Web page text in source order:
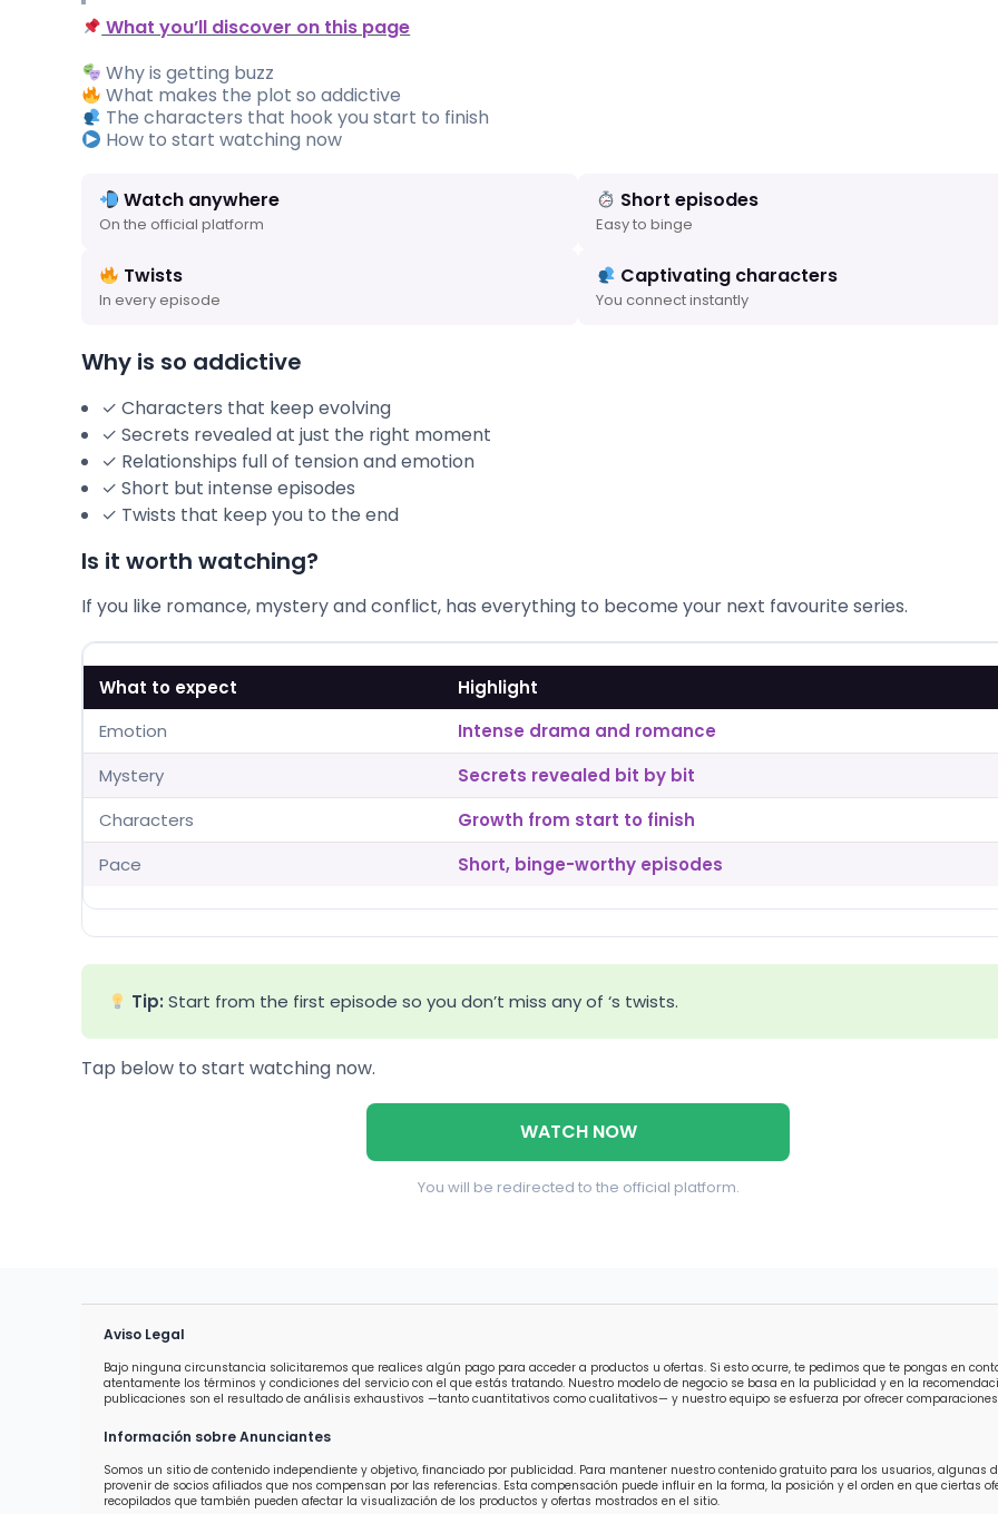
What you’ll discover on this page
Why is getting buzz
What makes the plot so addictive
The characters that hook you start to finish
How to start watching now
Watch anywhere
On the official platform
Short episodes
Easy to binge
Twists
In every episode
Captivating characters
You connect instantly
Why is so addictive
✓ Characters that keep evolving
✓ Secrets revealed at just the right moment
✓ Relationships full of tension and emotion
✓ Short but intense episodes
✓ Twists that keep you to the end
Is it worth watching?
If you like romance, mystery and conflict, has everything to become your next favourite series.
What to expect
Highlight
Emotion
Intense drama and romance
Mystery
Secrets revealed bit by bit
Characters
Growth from start to finish
Pace
Short, binge-worthy episodes
Tip: Start from the first episode so you don’t miss any of ‘s twists.
Tap below to start watching now.
WATCH NOW
You will be redirected to the official platform.
Aviso Legal
Bajo ninguna circunstancia solicitaremos que realices algún pago para acceder a productos u ofertas. Si esto ocurre, te pedimos que te pongas en
atentamente los términos y condiciones del servicio con el que estás tratando. Nuestro modelo de negocio se basa en la publicidad y en la
publicaciones son el resultado de análisis exhaustivos —tanto cuantitativos como cualitativos— y nuestro equipo se esfuerza por ofrecer
Información sobre Anunciantes
Somos un sitio de contenido independiente y objetivo, financiado por publicidad. Para mantener nuestro contenido gratuito para los usuarios, algunas
provenir de socios afiliados que nos compensan por las referencias. Esta compensación puede influir en la forma, la posición y el orden en que ciertas
recopilados que también pueden afectar la visualización de los productos y ofertas mostrados en el sitio.